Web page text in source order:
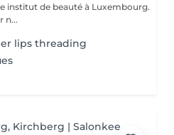
n...
lips threading